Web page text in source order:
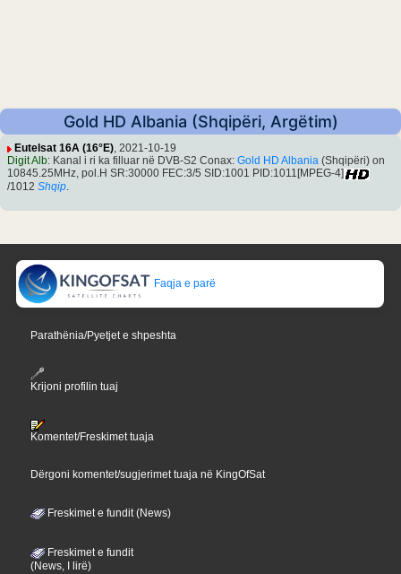
Gold HD Albania (Shqipëri, Argëtim)
Eutelsat 16A (16°E), 2021-10-19
Digit Alb: Kanal i ri ka filluar në DVB-S2 Conax: Gold HD Albania (Shqipëri) on
10845.25MHz, pol.H SR:30000 FEC:3/5 SID:1001 PID:1011[MPEG-4]
/1012 Shqip
Faqja e parë
Parathënia/Pyetjet e shpeshta
Krijoni profilin tuaj
Komentet/Freskimet tuaja
Dërgoni komentet/sugjerimet tuaja në KingOfSat
Freskimet e fundit (News)
Freskimet e fundit
(News, I lirë)